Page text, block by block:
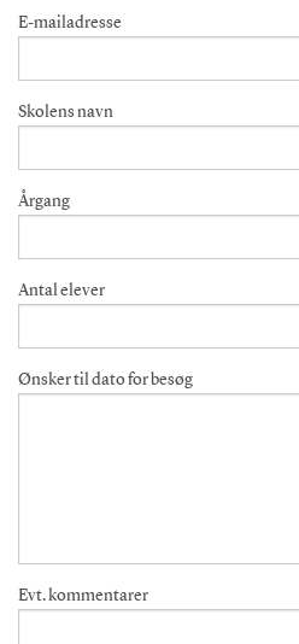
E-mailadresse
Skolens navn
Årgang
Antal elever
Ønsker til dato for besøg
Evt. kommentarer